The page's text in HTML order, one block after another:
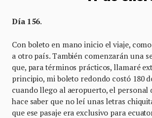
Día 156.
Con boleto en mano inicio el viaje,
a otro país. También comenzarán una
que, para términos prácticos, llamaré
principio, mi boleto redondo costó 180
cuando llego al aeropuerto, el personal
hace saber que no leí unas letras
que ese pasaje era exclusivo para